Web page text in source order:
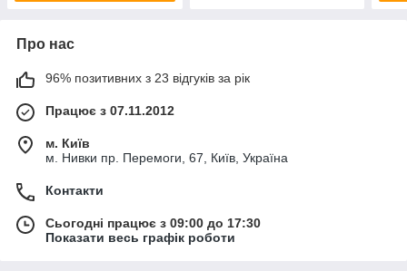
Про нас
96% позитивних з 23 відгуків за рік
Працює з 07.11.2012
м. Київ
м. Нивки пр. Перемоги, 67, Київ, Україна
Контакти
Сьогодні працює з 09:00 до 17:30
Показати весь графік роботи